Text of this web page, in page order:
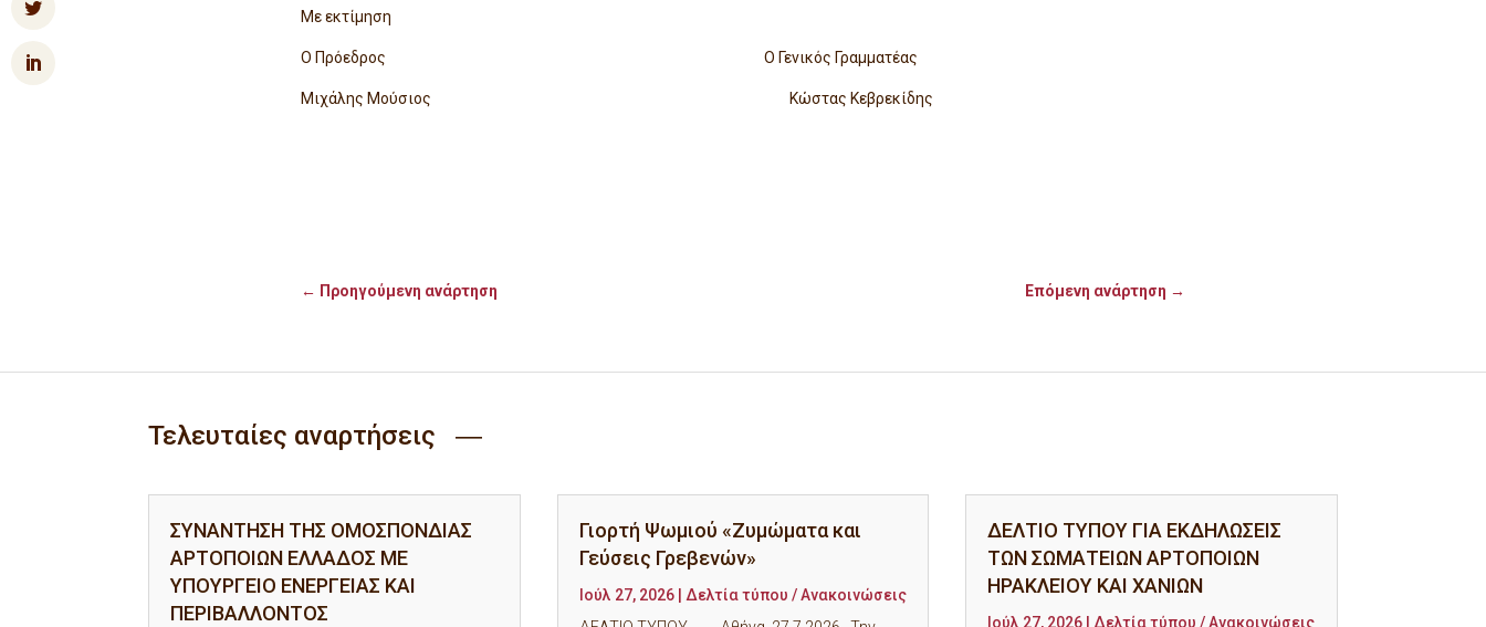
Με εκτίμηση
Ο Πρόεδρος Ο Γενικός Γραμματέας
Μιχάλης Μούσιος Κώστας Κεβρεκίδης
← Προηγούμενη ανάρτηση Επόμενη ανάρτηση →
Τελευταίες αναρτήσεις ―
ΣΥΝΑΝΤΗΣΗ ΤΗΣ ΟΜΟΣΠΟΝΔΙΑΣ
ΑΡΤΟΠΟΙΩΝ ΕΛΛΑΔΟΣ ΜΕ
ΥΠΟΥΡΓΕΙΟ ΕΝΕΡΓΕΙΑΣ ΚΑΙ
ΠΕΡΙΒΑΛΛΟΝΤΟΣ
Γιορτή Ψωμιού «Ζυμώματα και
Γεύσεις Γρεβενών»
Ιούλ 27, 2026| Δελτία τύπου / Ανακοινώσεις
ΔΕΛΤΙΟ ΤΥΠΟΥ ΓΙΑ ΕΚΔΗΛΩΣΕΙΣ
ΤΩΝ ΣΩΜΑΤΕΙΩΝ ΑΡΤΟΠΟΙΩΝ
ΗΡΑΚΛΕΙΟΥ ΚΑΙ ΧΑΝΙΩΝ
Ιούλ 27, 2026| Δελτία τύπου / Ανακοινώσεις